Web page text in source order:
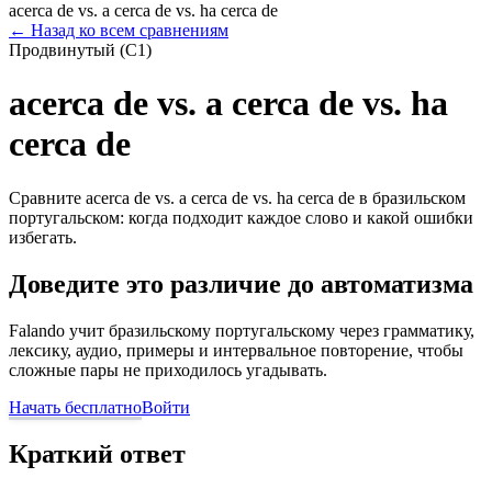
acerca de vs. a cerca de vs. ha cerca de
← Назад ко всем сравнениям
Продвинутый (C1)
acerca de vs. a cerca de vs. ha
cerca de
Сравните acerca de vs. a cerca de vs. ha cerca de в бразильском
португальском: когда подходит каждое слово и какой ошибки
избегать.
Доведите это различие до автоматизма
Falando учит бразильскому португальскому через грамматику,
лексику, аудио, примеры и интервальное повторение, чтобы
сложные пары не приходилось угадывать.
Начать бесплатноВойти
Краткий ответ